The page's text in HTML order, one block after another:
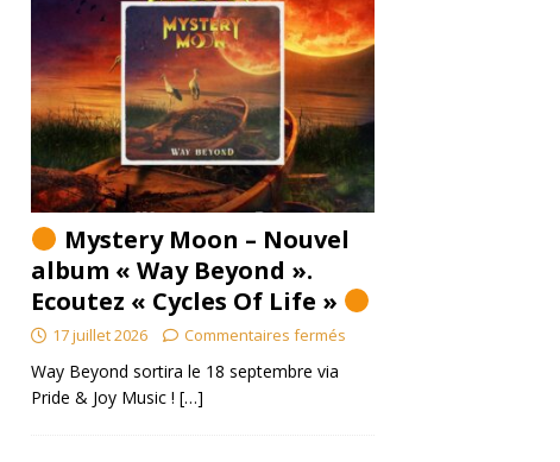
Mystery Moon – Nouvel
album « Way Beyond ».
Ecoutez « Cycles Of Life »
17 juillet 2026 Commentaires fermés
Way Beyond sortira le 18 septembre via
Pride & Joy Music ! […]